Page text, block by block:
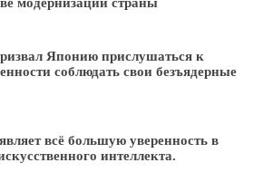
Японию прислушаться к
соблюдать свои безъядерные
всё большую уверенность в
интеллекта.